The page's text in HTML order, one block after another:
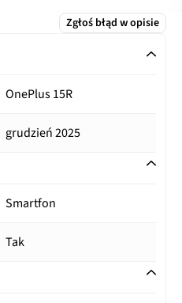
Zgłoś błąd w opisie
OnePlus 15R
grudzień 2025
Smartfon
Tak